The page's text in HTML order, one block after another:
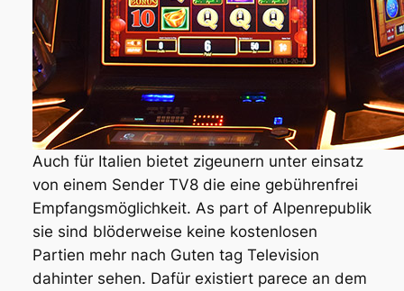
Auch für Italien bietet zigeunern unter einsatz
von einem Sender TV8 die eine gebührenfrei
Empfangsmöglichkeit. As part of Alpenrepublik
sie sind blöderweise keine kostenlosen
Partien mehr nach Guten tag Television
dahinter sehen. Dafür existiert parece an dem